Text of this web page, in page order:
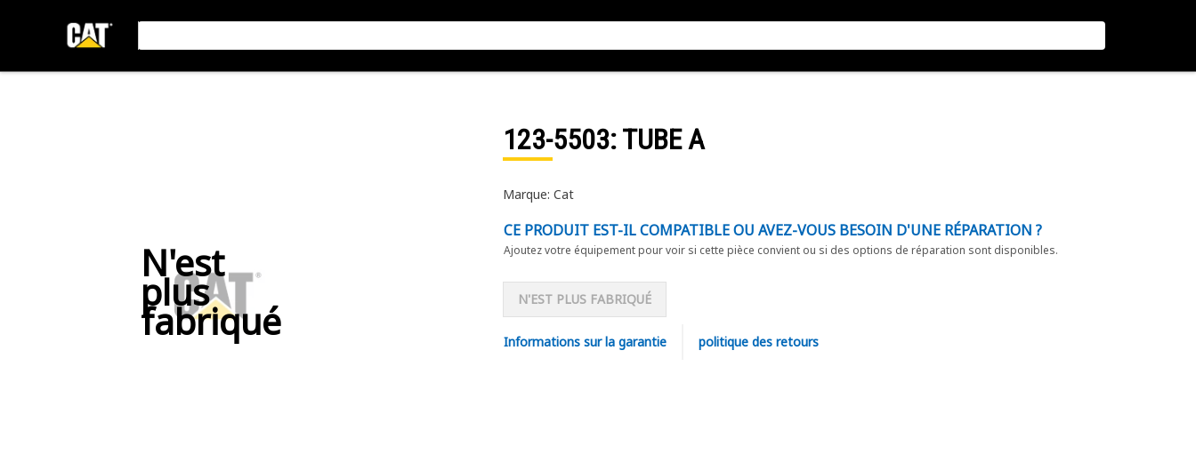
N'est
plus
fabriqué
123-5503: TUBE A
Marque: Cat
CE PRODUIT EST-IL COMPATIBLE OU AVEZ-VOUS BESOIN D'UNE RÉPARATION ?
Ajoutez votre équipement pour voir si cette pièce convient ou si des options de réparation sont disponibles.
N'EST PLUS FABRIQUÉ
Informations sur la garantie politique des retours